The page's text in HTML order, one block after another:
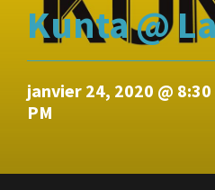
Kunta @
janvier 24, 2020 @ 8:30
PM